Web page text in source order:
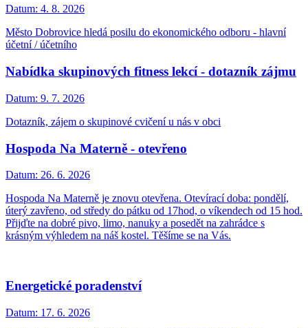
Datum: 4. 8. 2026
Město Dobrovice hledá posilu do ekonomického odboru - hlavní
účetní / účetního
Nabídka skupinových fitness lekcí - dotazník zájmu
Datum: 9. 7. 2026
Dotazník, zájem o skupinové cvičení u nás v obci
Hospoda Na Materně - otevřeno
Datum: 26. 6. 2026
Hospoda Na Materně je znovu otevřena. Otevírací doba: pondělí,
úterý zavřeno, od středy do pátku od 17hod, o víkendech od 15 hod.
Přijďte na dobré pivo, limo, nanuky a posedět na zahrádce s
krásným výhledem na náš kostel. Těšíme se na Vás.
Energetické poradenství
Datum: 17. 6. 2026